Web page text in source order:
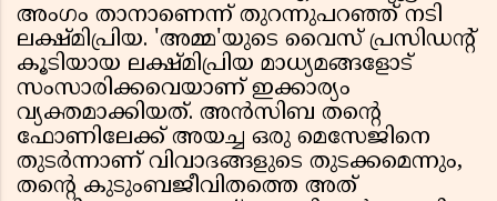
അംഗം താനാണെന്ന് തുറന്നുപറഞ്ഞ് നടി
ലക്ഷ്മിപ്രിയ. 'അമ്മ'യുടെ വൈസ് പ്രസിഡന്റ്
കൂടിയായ ലക്ഷ്മിപ്രിയ മാധ്യമങ്ങളോട്
സംസാരിക്കവെയാണ് ഇക്കാര്യം
വ്യക്തമാക്കിയത്. അൻസിബ തന്റെ
ഫോണിലേക്ക് അയച്ച ഒരു മെസേജിനെ
തുടർന്നാണ് വിവാദങ്ങളുടെ തുടക്കമെന്നും,
തന്റെ കുടുംബജീവിതത്തെ അത്